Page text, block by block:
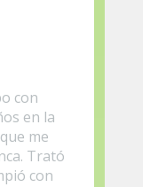
con
en la
me
Trató
con